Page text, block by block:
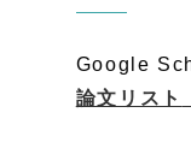
Google
論文リスト